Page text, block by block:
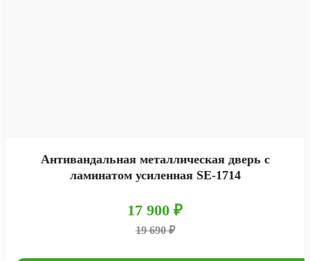
Антивандальная металлическая дверь с
ламинатом усиленная SE-1714
17 900 ₽
19 690 ₽